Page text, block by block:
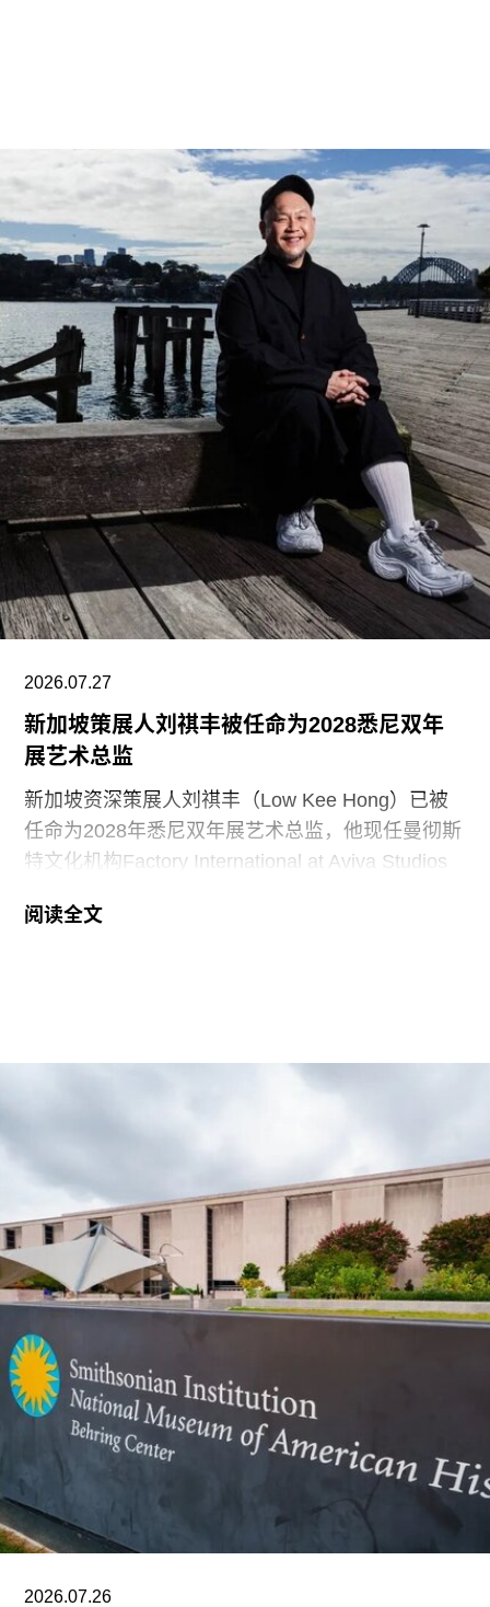
空间，涵盖住宅、公共、市政、社区及文化建筑。
根据联合国教科文组织的说明，这些作品展现了“以
人为本、因地制宜且富有同理心的设计理念，体现
了芬兰对现代建筑的重要贡献”。
入选项目中最早期的代表作之一是位于赫尔辛基的
“阿尔瓦·阿尔托之家”（Aalto House，1936），由
阿尔瓦·阿尔托与其妻子艾诺·阿尔托共同设计，作
为两人的私人住宅。在13项作品中，有5项位于芬
兰首都赫尔辛基，包括文化之家（House of
Culture，1958）活动中心，以及著名的芬兰大厅
（Finlandia Hall，1971），后者兼具会议中心与音
乐厅功能。
另一项重要作品是赛纳察洛市政厅（Säynätsalo
Town Hall），由阿尔瓦·阿尔托与艾丽莎·阿尔托于
1952年共同完成。艾诺于1949年去世后，阿尔瓦
与艾丽莎结婚。两人还共同建造了位于派延奈湖
（Lake
2026.07.27
新加坡策展人刘祺丰被任命为2028悉尼双年
展艺术总监
新加坡资深策展人刘祺丰（Low Kee Hong）已被
任命为2028年悉尼双年展艺术总监，他现任曼彻斯
特文化机构Factory International at Aviva Studios
Qasimi）因被认为偏袒支持巴勒斯坦的参展艺术家
而受到批评。对此，悉尼双年展否认了有关歧视或
作为2028年悉尼双年展艺术总监，刘祺丰表示，他
计划在展览筹备阶段与澳大利亚原住民社群展开交
流。他在接受《艺术新闻》采访时表示：“原住民社
群对我策展实践的重要影响之一，在于他们让我思
考的时间跨度不再局限于双年展的三个月，而是将
视野扩展至数十万年的时间尺度。”
除了领导新加坡双年展外，刘祺丰还曾担任新加坡
艺术节艺术总监，以及香港西九龙文化区管理局戏
剧与表演艺术部主管。
阅读全文
2026.07.26